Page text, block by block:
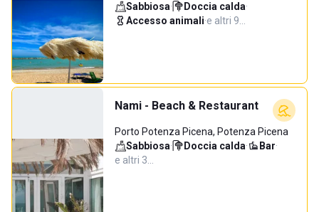
Sabbiosa· Doccia calda·
Accesso animali·e altri 9…
Nami - Beach & Restaurant
Porto Potenza Picena, Potenza Picena
Sabbiosa· Doccia calda· Bar·
e altri 3…